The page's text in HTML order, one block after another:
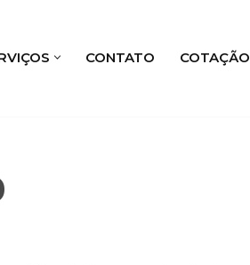
CONTATO COTAÇÃO